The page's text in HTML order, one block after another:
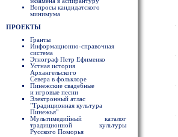
Вопросы кандидатского
минимума
ПРОЕКТЫ
Гранты
Информационно-справочная
система
Этнограф Петр Ефименко
Устная история
Архангельского
Севера в фольклоре
Пинежские свадебные
и игровые песни
Электронный атлас
"Традиционная культура
Пинежья"
Мультимедийный каталог
традиционной культуры
Русского Поморья